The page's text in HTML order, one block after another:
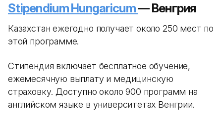
Stipendium Hungaricum— Венгрия
Казахстан ежегодно получает около 250 мест по
этой программе.
Стипендия включает бесплатное обучение,
ежемесячную выплату и медицинскую
страховку. Доступно около 900 программ на
английском языке в университетах Венгрии.